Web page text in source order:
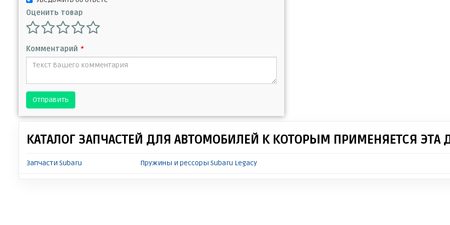
Оценить товар
Комментарий *
Отправить
КАТАЛОГ ЗАПЧАСТЕЙ ДЛЯ АВТОМОБИЛЕЙ К КОТОРЫМ ПРИМЕНЯЕТСЯ ЭТА
Запчасти Subaru Пружины и рессоры Subaru Legacy